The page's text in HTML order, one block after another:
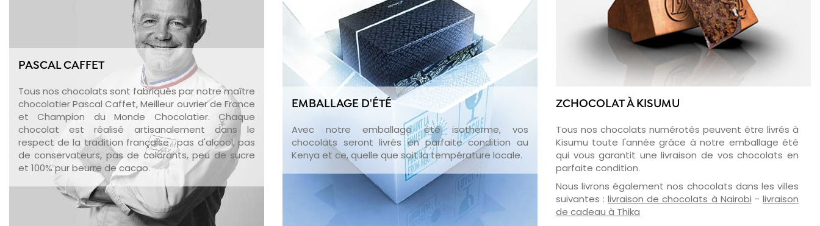
PASCAL CAFFET
Tous nos chocolats sont fabriqués par notre maître
chocolatier Pascal Caffet, Meilleur ouvrier de France
et Champion du Monde Chocolatier. Chaque
chocolat est réalisé artisanalement dans le
respect de la tradition française : pas d'alcool, pas
de conservateurs, pas de colorants, peu de sucre
et 100% pur beurre de cacao.
EMBALLAGE D'ÉTÉ
Avec notre emballage été isotherme, vos
chocolats seront livrés en parfaite condition au
Kenya et ce, quelle que soit la température locale.
ZCHOCOLAT À KISUMU
Tous nos chocolats numérotés peuvent être livrés à
Kisumu toute l'année grâce à notre emballage été
qui vous garantit une livraison de vos chocolats en
parfaite condition.
Nous livrons également nos chocolats dans les villes
suivantes :livraison de chocolats à Nairobi - livraison
de cadeau à Thika